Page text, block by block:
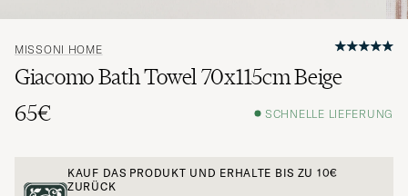
MISSONI HOME
Giacomo Bath Towel 70x115cm Beige
65€
SCHNELLE LIEFERUNG
KAUF DAS PRODUKT UND ERHALTE BIS ZU 10€
ZURÜCK